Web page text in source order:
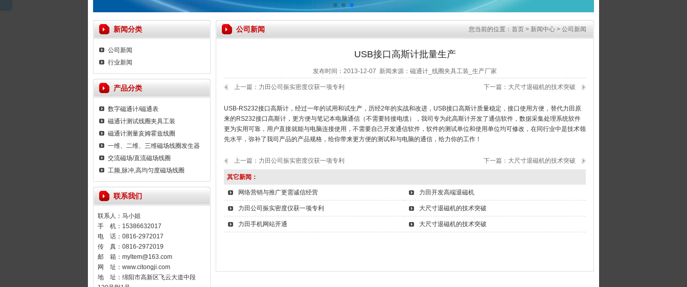
新闻分类
公司新闻
行业新闻
产品分类
数字磁通计/磁通表
磁通计测试线圈夹具工装
磁通计测量亥姆霍兹线圈
一维、二维、三维磁场线圈发生器
交流磁场/直流磁场线圈
工频,脉冲,高均匀度磁场线圈
联系我们
联系人：马小姐
手 机：15386632017
电 话：0816-2972017
传 真：0816-2972019
邮 箱： myltem@163.com
网 址： www.citongji.com
地 址：绵阳市高新区飞云大道中段
您当前的位置： 首页 > 新闻中心 > 公司新闻
公司新闻
USB接口高斯计批量生产
发布时间：2013-12-07 新闻来源： 磁通计_线圈夹具工装_生产厂家
上一篇： 力田公司振实密度仪获一项专利 下一篇： 大尺寸退磁机的技术突破
USB-RS232接口高斯计，经过一年的试用和试生产，历经2年的实战和改进，USB接口高斯计质量稳定，接口使用方便，替代力田原
来的RS232接口高斯计，更方便与笔记本电脑通信（不需要转接电缆），我司专为此高斯计开发了通信软件，数据采集处理系统软件
更为实用可靠，用户直接就能与电脑连接使用，不需要自己开发通信软件，软件的测试单位和使用单位均可修改，在同行业中是技术领
先水平，弥补了我司产品的产品规格，给你带来更方便的测试和与电脑的通信，给力你的工作！
上一篇： 力田公司振实密度仪获一项专利 下一篇： 大尺寸退磁机的技术突破
其它新闻：
网络营销与推广更需诚信经营 力田开发高端退磁机
力田公司振实密度仪获一项专利 大尺寸退磁机的技术突破
力田手机网站开通 大尺寸退磁机的技术突破